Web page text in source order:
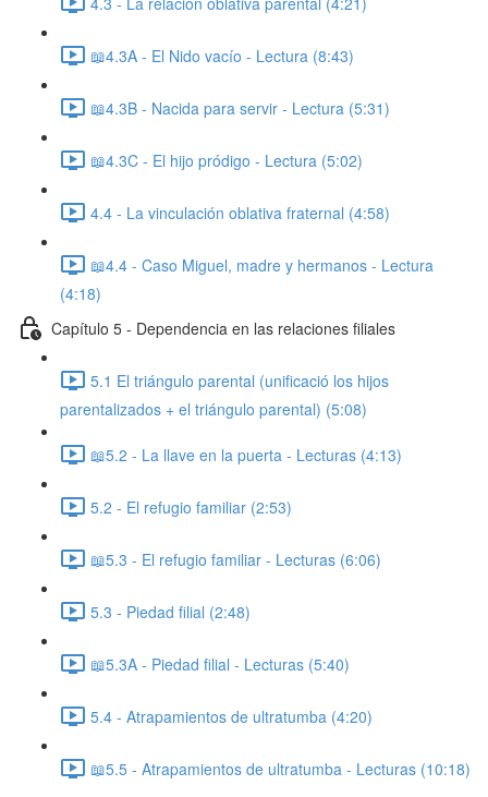
📖4.3A - El Nido vacío - Lectura (8:43)
📖4.3B - Nacida para servir - Lectura (5:31)
📖4.3C - El hijo pródigo - Lectura (5:02)
4.4 - La vinculación oblativa fraternal (4:58)
📖4.4 - Caso Miguel, madre y hermanos - Lectura
(4:18)
Capítulo 5 - Dependencia en las relaciones filiales
5.1 El triángulo parental (unificació los hijos
parentalizados + el triángulo parental) (5:08)
📖5.2 - La llave en la puerta - Lecturas (4:13)
5.2 - El refugio familiar (2:53)
📖5.3 - El refugio familiar - Lecturas (6:06)
5.3 - Piedad filial (2:48)
📖5.3A - Piedad filial - Lecturas (5:40)
5.4 - Atrapamientos de ultratumba (4:20)
📖5.5 - Atrapamientos de ultratumba - Lecturas (10:18)